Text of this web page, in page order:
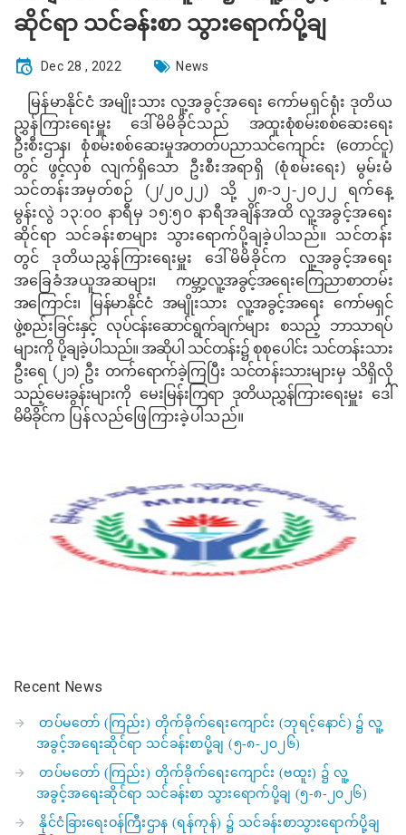
ဆိုင်ရာ သင်ခန်းစာ သွားရောက်ပို့ချ
Dec 28 , 2022 News
မြန်မာနိုင်ငံ အမျိုးသား လူ့အခွင့်အရေး ကော်မရှင်ရုံး ဒုတိယ
ညွှန်ကြားရေးမှူး ဒေါ်မိမိခိုင်သည် အထူးစုံစမ်းစစ်ဆေးရေး
ဦးစီးဌာန၊ စုံစမ်းစစ်ဆေးမှုအတတ်ပညာသင်ကျောင်း (တောင်ငူ)
တွင် ဖွင့်လှစ် လျက်ရှိသော ဦးစီးအရာရှိ (စုံစမ်းရေး) မွမ်းမံ
သင်တန်းအမှတ်စဉ် (၂/၂၀၂၂) သို့ ၂၈-၁၂-၂၀၂၂ ရက်နေ့
မွန်းလွဲ ၁၃:၀၀ နာရီမှ ၁၅:၅၀ နာရီအချိန်အထိ လူ့အခွင့်အရေး
ဆိုင်ရာ သင်ခန်းစာများ သွားရောက်ပို့ချခဲ့ပါသည်။ သင်တန်း
တွင် ဒုတိယညွှန်ကြားရေးမှူး ဒေါ်မိမိခိုင်က လူ့အခွင့်အရေး
အခြေခံအယူအဆများ၊ ကမ္ဘာ့လူ့အခွင့်အရေးကြေညာစာတမ်း
အကြောင်း၊ မြန်မာနိုင်ငံ အမျိုးသား လူ့အခွင့်အရေး ကော်မရှင်
ဖွဲ့စည်းခြင်းနှင့် လုပ်ငန်းဆောင်ရွက်ချက်များ စသည့် ဘာသာရပ်
များကို ပို့ချခဲ့ပါသည်။ အဆိုပါ သင်တန်း၌ စုစုပေါင်း သင်တန်းသား
ဦးရေ (၂၁) ဦး တက်ရောက်ခဲ့ကြပြီး သင်တန်းသားများမှ သိရှိလို
သည့်မေးခွန်းများကို မေးမြန်းကြရာ ဒုတိယညွှန်ကြားရေးမှူး ဒေါ်
မိမိခိုင်က ပြန်လည်ဖြေကြားခဲ့ပါသည်။
Recent News
တပ်မတော် (ကြည်း) တိုက်ခိုက်ရေးကျောင်း (ဘုရင့်နောင်) ၌ လူ့
အခွင့်အရေးဆိုင်ရာ သင်ခန်းစာပို့ချ (၅-၈-၂၀၂၆)
တပ်မတော် (ကြည်း) တိုက်ခိုက်ရေးကျောင်း (ဗထူး) ၌ လူ့
အခွင့်အရေးဆိုင်ရာ သင်ခန်းစာ သွားရောက်ပို့ချ (၅-၈-၂၀၂၆)
နိုင်ငံခြားရေးဝန်ကြီးဌာန (ရန်ကုန်) ၌ သင်ခန်းစာသွားရောက်ပို့ချ